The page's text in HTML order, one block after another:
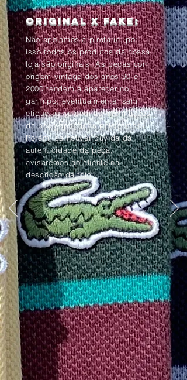
Original x Fake:
Não apoiamos a pirataria, por
isso todos os produtos da nossa
loja são originais. As peças com
origem vintage dos anos 90 e
2000 tendem à aparecer no
garimpo, eventualmente, sem
etiquetas ou com as informações
da peça apagadas pelo tempo.
Porém, se houver dúvida da
autenticidade da peça,
avisaremos ao cliente na
descrição da foto.